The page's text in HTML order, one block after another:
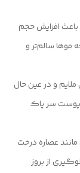
باعث افزایش حجم
سالم‌تر و
ملایم و در عین حال
پوست سر پاک
عصاره درخت
از بروز